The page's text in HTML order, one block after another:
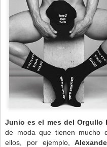
Junio es el mes del Orgullo
de moda que tienen mucho
ellos, por ejemplo,